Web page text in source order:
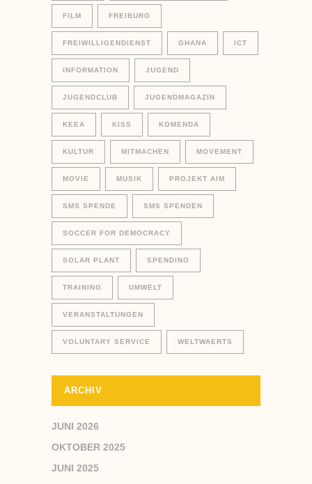
FILM FREIBURG
FREIWILLIGENDIENST GHANA ICT
INFORMATION JUGEND
JUGENDCLUB JUGENDMAGAZIN
KEEA KISS KOMENDA
KULTUR MITMACHEN MOVEMENT
MOVIE MUSIK PROJEKT AIM
SMS SPENDE SMS SPENDEN
SOCCER FOR DEMOCRACY
SOLAR PLANT SPENDINO
TRAINING UMWELT
VERANSTALTUNGEN
VOLUNTARY SERVICE WELTWAERTS
ARCHIV
JUNI 2026
OKTOBER 2025
JUNI 2025